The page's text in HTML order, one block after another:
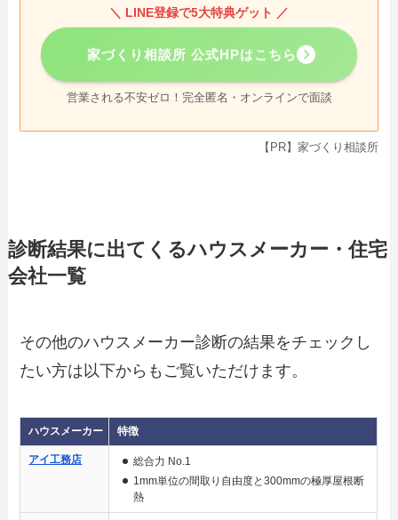
＼ LINE登録で5大特典ゲット ／
家づくり相談所 公式HPはこちら
営業される不安ゼロ！完全匿名・オンラインで面談
【PR】家づくり相談所
診断結果に出てくるハウスメーカー・住宅
会社一覧
その他のハウスメーカー診断の結果をチェックし
たい方は以下からもご覧いただけます。
ハウスメーカー 特徴
アイ工務店
総合力 No.1
1mm単位の間取り自由度と300mmの極厚屋根断
熱